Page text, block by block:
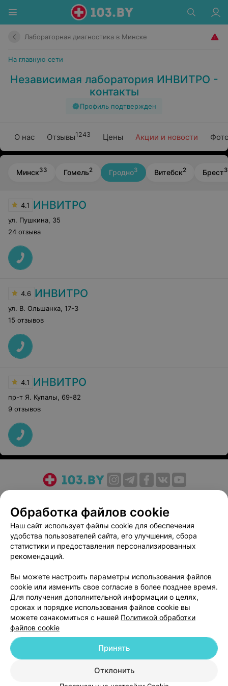
Лабораторная диагностика в Минске
На главную сети
Независимая лаборатория ИНВИТРО -
контакты
Профиль подтвержден
О нас Отзывы1243 Цены Акции и новости
Минск33 Гомель2 Гродно3 Витебск2 Брест3
4.1 ИНВИТРО
ул. Пушкина 35
24 отзыва
4.6 ИНВИТРО
ул. В. Ольшанка, 17-3
15 отзывов
4.1 ИНВИТРО
пр-т Я. Купалы
69-82
9 отзывов
Карта
Медицинский маркетинг
Публичный договор
Пользовательское соглашение
Способы оплаты
Вакансии
Партнеры
Написать руководителю 103.by
Персональные настройки cookie
Обработка персональных данных
Обработка файлов cookie
Наш сайт использует файлы cookie для обеспечения
удобства пользователей сайта, его улучшения, сбора
статистики и предоставления персонализированных
рекомендаций.
Вы можете настроить параметры использования файлов
cookie или изменить свое согласие в более позднее время.
Для получения дополнительной информации о целях,
сроках и порядке использования файлов cookie вы
можете ознакомиться с нашей Политикой обработки
файлов cookie
Отклонить
Принять